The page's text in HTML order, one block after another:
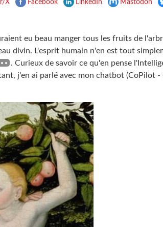
X Facebook LinkedIn Mastodon
eu beau manger tous les fruits de
divin. L'esprit humain n'en est tout
. Curieux de savoir ce qu'en pense
j'en ai parlé avec mon chatbot (CoPilot -